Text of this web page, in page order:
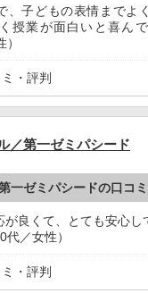
、子どもの表情までよ
授業が面白いと喜んで
・評判
／第一ゼミパシード
一ゼミパシードの口コ
が良くて、とても安心し
代／女性）
・評判